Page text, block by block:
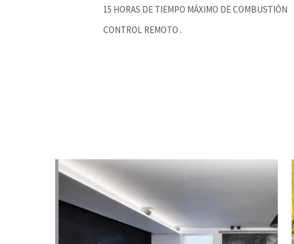
15 HORAS DE TIEMPO MÁXIMO DE COMBUSTIÓN
CONTROL REMOTO .